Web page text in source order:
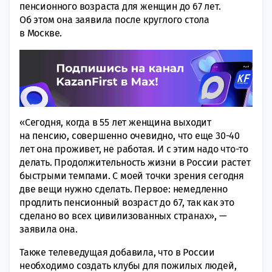
пенсионного возраста для женщин до 67 лет.
Об этом она заявила после круглого стола
в Москве.
«Сегодня, когда в 55 лет женщина выходит
на пенсию, совершенно очевидно, что еще 30-40
лет она проживет, не работая. И с этим надо что-то
делать. Продолжительность жизни в России растет
быстрыми темпами. С моей точки зрения сегодня
две вещи нужно сделать. Первое: немедленно
продлить пенсионный возраст до 67, так как это
сделано во всех цивилизованных странах», —
заявила она.
Также телеведущая добавила, что в России
необходимо создать клубы для пожилых людей,